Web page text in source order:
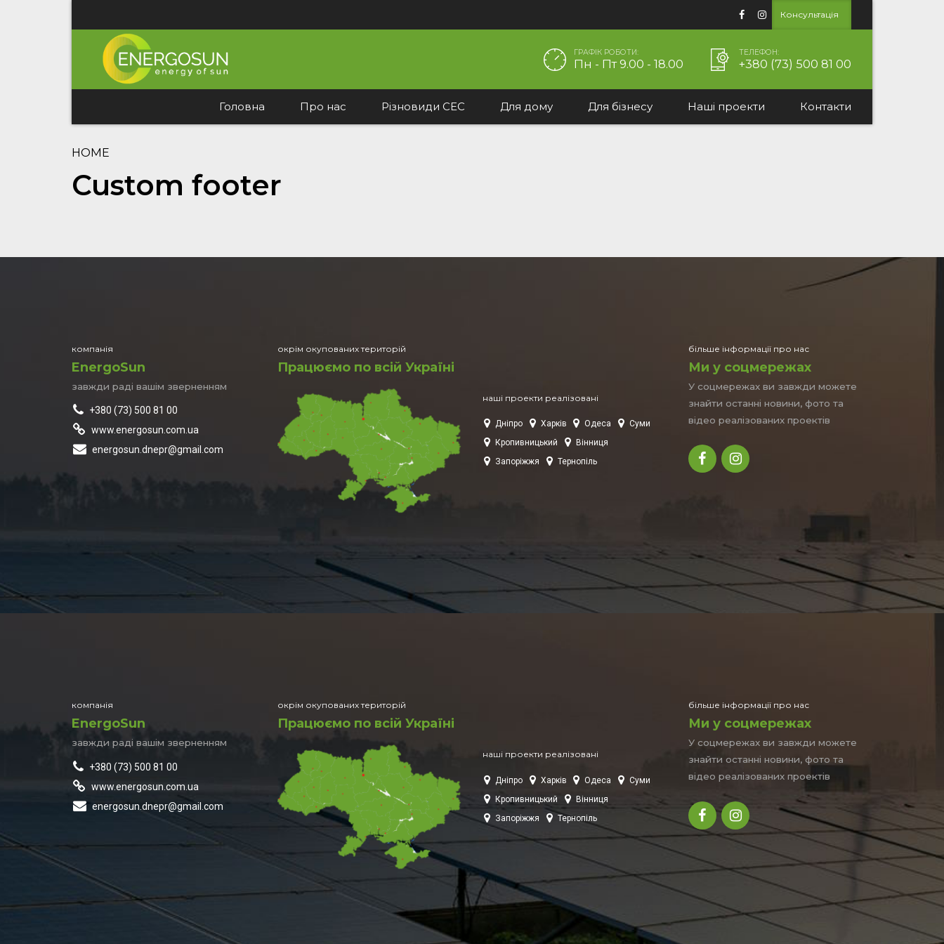
Консультація
ГРАФІК РОБОТИ:
Пн - Пт 9.00 - 18.00
ТЕЛЕФОН:
+380 (73) 500 81 00
Головна Про нас Різновиди СЕС Для дому Для бізнесу Наші проекти Контакти
HOME
Custom footer
компанія
EnergoSun
завжди раді вашім зверненням
+380 (73) 500 81 00
www.energosun.com.ua
energosun.dnepr@gmail.com
окрім окупованих територій
Працюємо по всій Україні
наші проекти реалізовані
Дніпро Харків Одеса
Суми
Кропивницький
Вінниця
Запоріжжя
Тернопіль
більше інформації про нас
Ми у соцмережах
У соцмережах ви завжди можете
знайти останні новини, фото та
відео реалізованих проектів
компанія
EnergoSun
завжди раді вашім зверненням
+380 (73) 500 81 00
www.energosun.com.ua
energosun.dnepr@gmail.com
окрім окупованих територій
Працюємо по всій Україні
наші проекти реалізовані
Дніпро Харків Одеса
Суми
Кропивницький
Вінниця
Запоріжжя
Тернопіль
більше інформації про нас
Ми у соцмережах
У соцмережах ви завжди можете
знайти останні новини, фото та
відео реалізованих проектів
Отримати консультацію
Вкажіть Ваше ім’я та телефон, ми зателефонуємо Вам найближчим часом!
×